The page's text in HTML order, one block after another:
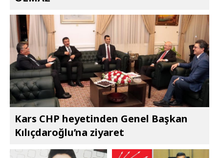
Kars CHP heyetinden Genel Başkan
Kılıçdaroğlu’na ziyaret